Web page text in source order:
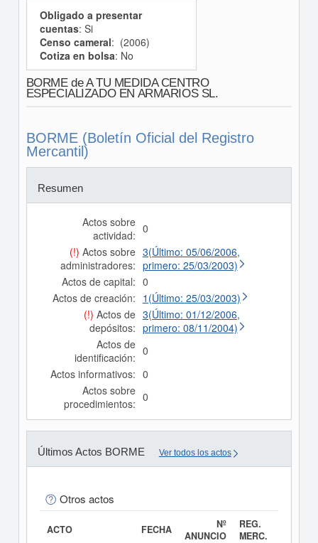
Obligado a presentar
cuentas: Si
Censo cameral: (2006)
Cotiza en bolsa: No
BORME de A TU MEDIDA CENTRO
ESPECIALIZADO EN ARMARIOS SL.
BORME (Boletín Oficial del Registro
Mercantil)
Resumen
Actos sobre
actividad: 0
(!) Actos sobre
administradores:
3(Último: 05/06/2006,
primero: 25/03/2003)
Actos de capital: 0
Actos de creación: 1(Último: 25/03/2003)
(!) Actos de
depósitos:
3(Último: 01/12/2006,
primero: 08/11/2004)
Actos de
identificación: 0
Actos informativos: 0
Actos sobre
procedimientos: 0
Últimos Actos BORME Ver todos los actos
Otros actos
ACTO FECHA
Nº
ANUNCIO
REG.
MERC.